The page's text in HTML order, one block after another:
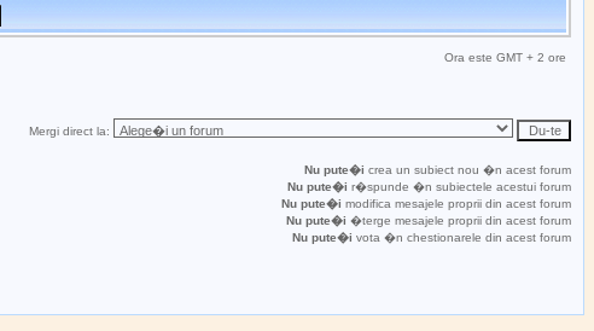
Ora este GMT + 2 ore
Mergi direct la:
Nu pute�i crea un subiect nou �n acest forum
Nu pute�i r�spunde �n subiectele acestui forum
Nu pute�i modifica mesajele proprii din acest forum
Nu pute�i �terge mesajele proprii din acest forum
Nu pute�i vota �n chestionarele din acest forum